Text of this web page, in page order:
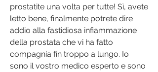
prostatite una volta per tutte! Sì, avete
letto bene, finalmente potrete dire
addio alla fastidiosa infiammazione
della prostata che vi ha fatto
compagnia fin troppo a lungo. Io
sono il vostro medico esperto e sono